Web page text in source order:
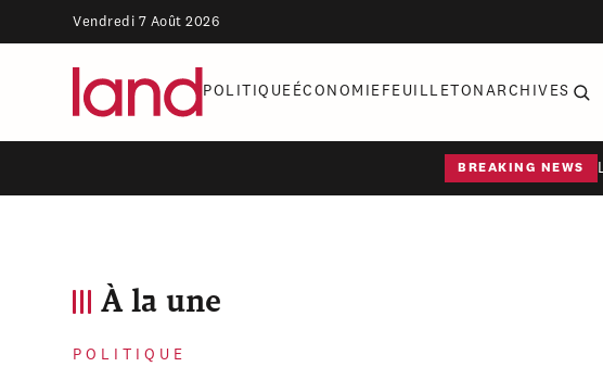
Vendredi 7 Août 2026
POLITIQUE ÉCONOMIE FEUILLETON ARCHIVES
BREAKING NEWS
À la une
POLITIQUE